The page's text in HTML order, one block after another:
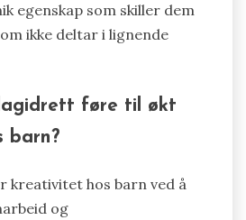
egenskap som skiller dem
ikke deltar i lignende
føre til økt
barn?
kreativitet hos barn ved å
og